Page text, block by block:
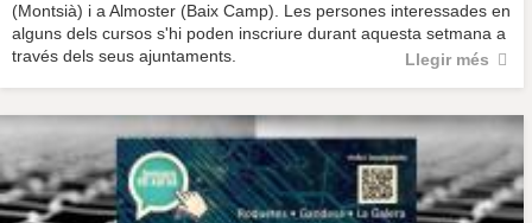
(Montsià) i a Almoster (Baix Camp). Les persones interessades en
alguns dels cursos s'hi poden inscriure durant aquesta setmana a
través dels seus ajuntaments.
Llegir més